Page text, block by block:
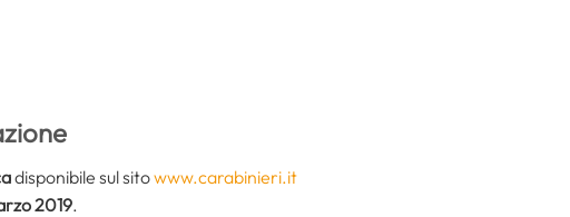
disponibile sul sitowww.carabinieri.it
2019.